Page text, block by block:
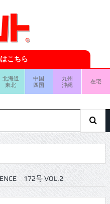
こちら
北海道
東北
中国
四国
九州
沖縄
在宅
172号 VOL.2